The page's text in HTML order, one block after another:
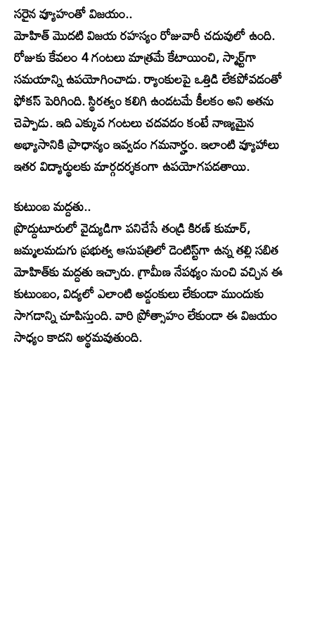
సరైన వ్యూహంతో విజయం..
మోహిత్‌ మొదటి విజయ రహస్యం రోజువారీ చదువులో ఉంది.
రోజుకు కేవలం 4 గంటలు మాత్రమే కేటాయించి, స్మార్ట్‌గా
సమయాన్ని ఉపయోగించాడు. ర్యాంకులపై ఒత్తిడి లేకపోవడంతో
ఫోకస్‌ పెరిగింది. స్థిరత్వం కలిగి ఉండటమే కీలకం అని అతను
చెప్పాడు. ఇది ఎక్కువ గంటలు చదవడం కంటే నాణ్యమైన
అభ్యాసానికి ప్రాధాన్యం ఇవ్వడం గమనార్హం. ఇలాంటి వ్యూహాలు
ఇతర విద్యార్థులకు మార్గదర్శకంగా ఉపయోగపడతాయి.
కుటుంబ మద్దతు..
ప్రొద్దుటూరులో వైద్యుడిగా పనిచేసే తండ్రి కిరణ్‌ కుమార్,
జమ్మలమడుగు ప్రభుత్వ ఆసుపత్రిలో డెంటిస్ట్‌గా ఉన్న తల్లి సబిత
మోహిత్‌కు మద్దతు ఇచ్చారు. గ్రామీణ నేపథ్యం నుంచి వచ్చిన ఈ
కుటుంబం, విద్యలో ఎలాంటి అడ్డంకులు లేకుండా ముందుకు
సాగడాన్ని చూపిస్తుంది. వారి ప్రోత్సాహం లేకుండా ఈ విజయం
సాధ్యం కాదని అర్థమవుతుంది.